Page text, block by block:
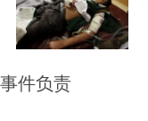
件负责